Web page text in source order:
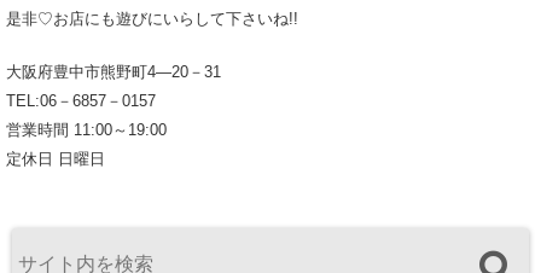
是非♡お店にも遊びにいらして下さいね!!
大阪府豊中市熊野町4―20－31
TEL:06－6857－0157
営業時間 11:00～19:00
定休日 日曜日